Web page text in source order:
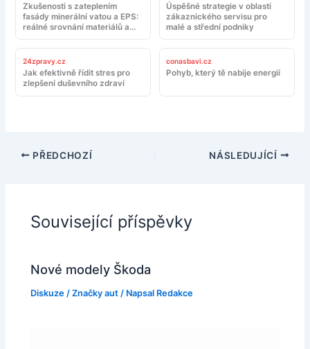
Zkušenosti s zateplením
fasády minerální vatou a EPS:
reálné srovnání materiálů a
montáže
Úspěšné strategie v oblasti
zákaznického servisu pro
malé a střední podniky
24zpravy.cz
Jak efektivně řídit stres pro
zlepšení duševního zdraví
conasbavi.cz
Pohyb, který tě nabije energií
PŘEDCHOZÍ NÁSLEDUJÍCÍ
Související příspěvky
Nové modely Škoda
Diskuze /Značky aut / Napsal Redakce